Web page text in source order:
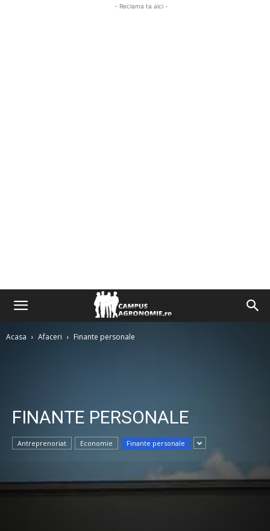
- Reclama ta aici -
Acasa Afaceri Finante personale
FINANTE PERSONALE
Antreprenoriat Economie Finante personale